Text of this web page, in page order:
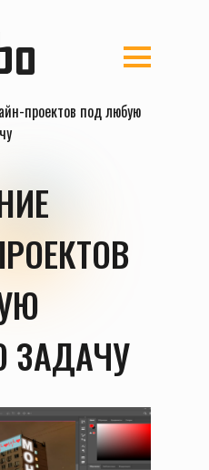
ЗАДАЧУ
проектов под любую